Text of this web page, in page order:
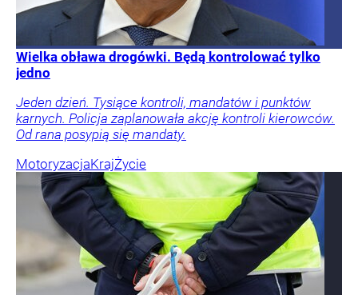
Wielka obława drogówki. Będą kontrolować tylko
jedno
Jeden dzień. Tysiące kontroli, mandatów i punktów
karnych. Policja zaplanowała akcję kontroli kierowców.
Od rana posypią się mandaty.
MotoryzacjaKrajŻycie